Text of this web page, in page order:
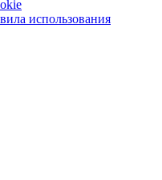
использования